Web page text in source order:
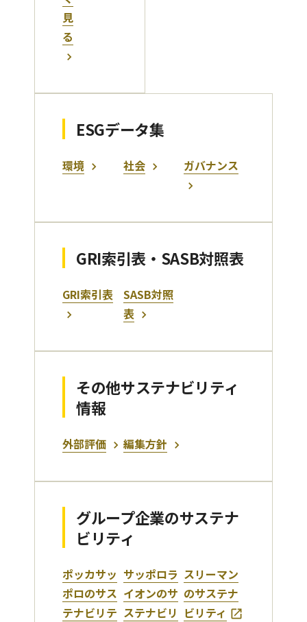
見
る
ESGデータ集
環境 社会 ガバナンス
GRI索引表・SASB対照表
GRI索引表
SASB対照
表
その他サステナビリティ
情報
外部評価 編集方針
グループ企業のサステナ
ビリティ
ポッカサッ
ポロのサス
テナビリテ
サッポロラ
イオンのサ
ステナビリ
スリーマン
のサステナ
ビリティ